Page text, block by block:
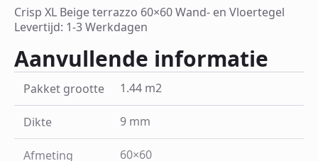
Crisp XL Beige terrazzo 60×60 Wand- en Vloertegel
Levertijd: 1-3 Werkdagen
Aanvullende informatie
Pakket grootte 1.44 m2
Dikte 9 mm
Afmeting 60×60